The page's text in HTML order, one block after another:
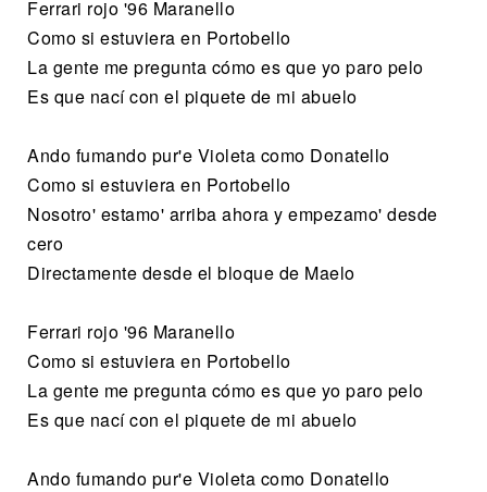
Ferrari rojo '96 Maranello
Como si estuviera en Portobello
La gente me pregunta cómo es que yo paro pelo
Es que nací con el piquete de mi abuelo
Ando fumando pur'e Violeta como Donatello
Como si estuviera en Portobello
Nosotro' estamo' arriba ahora y empezamo' desde
cero
Directamente desde el bloque de Maelo
Ferrari rojo '96 Maranello
Como si estuviera en Portobello
La gente me pregunta cómo es que yo paro pelo
Es que nací con el piquete de mi abuelo
Ando fumando pur'e Violeta como Donatello